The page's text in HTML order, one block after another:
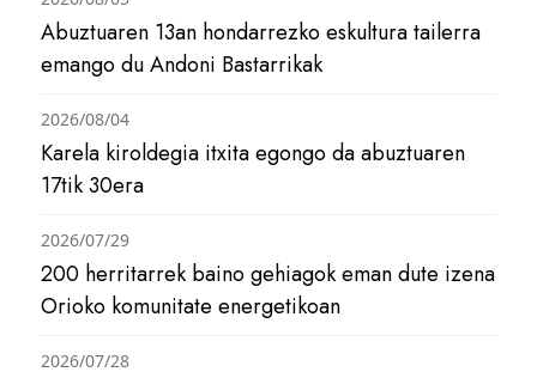
Abuztuaren 13an hondarrezko eskultura tailerra
emango du Andoni Bastarrikak
Karela kiroldegia itxita egongo da abuztuaren
17tik 30era
2026/08/04
200 herritarrek baino gehiagok eman dute izena
Orioko komunitate energetikoan
2026/07/29
2026/07/28